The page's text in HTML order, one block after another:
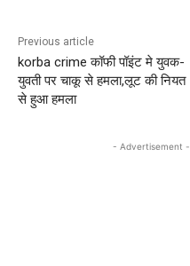
Previous article
korba crime कॉफी पॉइंट मे युवक-
युवती पर चाकू से हमला,लूट की नियत
से हुआ हमला
- Advertisement -